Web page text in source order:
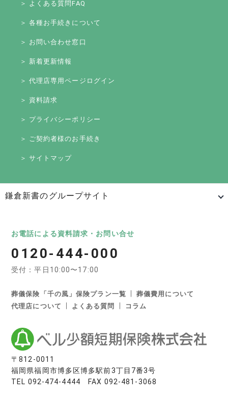
＞ よくある質問FAQ
＞ 各種お手続きについて
＞ お問い合わせ窓口
＞ 新着更新情報
＞ 代理店専用ページログイン
＞ 資料請求
＞ プライバシーポリシー
＞ ご契約者様のお手続き
＞ サイトマップ
鎌倉新書のグループサイト
いいお墓 Life.（ライフドット） いいお墓-永代供養墓版
いいお墓-ペット霊園版 樹木葬なび
寺院墓地.com 優良墓石・石材店ガイド
お墓の引越し＆墓じまいくん
いい葬儀 いいお坊さん
日本最大級の仏壇仏具総合サイト「いい仏壇」
いい仏壇
お電話による資料請求・お問い合せ
0120-444-000
受付：平日10:00〜17:00
葬儀保険「千の風」保険プラン一覧
葬儀費用について
代理店について
よくある質問 コラム
〒812-0011
福岡県福岡市博多区博多駅前3丁目7番3号
TEL 092-474-4444 FAX 092-481-3068